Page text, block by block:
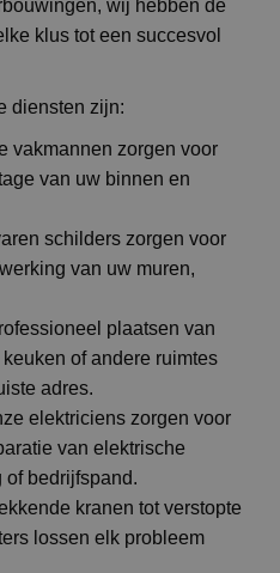
wij hebben de
klus tot een succesvol
diensten zijn:
vakmannen zorgen voor
van uw binnen en
schilders zorgen voor
van uw muren,
plaatsen van
of andere ruimtes
adres.
elektriciens zorgen voor
van elektrische
bedrijfspand.
kranen tot verstopte
lossen elk probleem